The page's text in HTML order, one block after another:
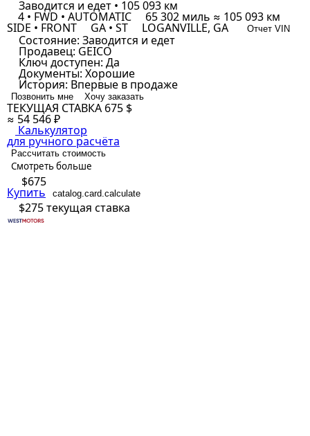
Заводится и едет • 105 093 км
4 • FWD • AUTOMATIC 65 302 миль ≈ 105 093 км
SIDE • FRONT GA • ST LOGANVILLE, GA Отчет VIN
Состояние: Заводится и едет
Продавец: GEICO
Ключ доступен: Да
Документы: Хорошие
История: Впервые в продаже
Позвонить мне Хочу заказать
ТЕКУЩАЯ СТАВКА 675 $
≈ 54 546 ₽
Калькулятор
для ручного расчёта
Рассчитать стоимость
Смотреть больше
$675
Купить catalog.card.calculate
$275текущая ставка